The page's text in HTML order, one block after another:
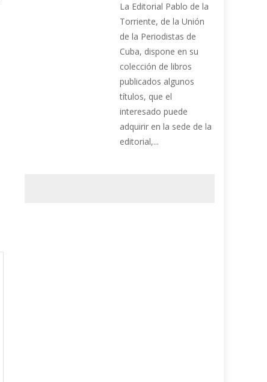
La Editorial Pablo de la
Torriente, de la Unión
de la Periodistas de
Cuba, dispone en su
colección de libros
publicados algunos
títulos, que el
interesado puede
adquirir en la sede de la
editorial,...